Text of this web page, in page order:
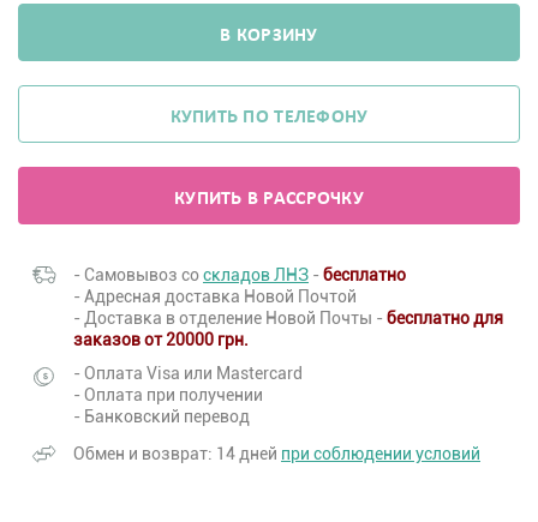
В КОРЗИНУ
КУПИТЬ ПО ТЕЛЕФОНУ
КУПИТЬ В РАССРОЧКУ
- Самовывоз соскладов ЛНЗ - бесплатно
- Адресная доставка Новой Почтой
- Доставка в отделение Новой Почты - бесплатно для
заказов от 20000 грн.
- Оплата Visa или Mastercard
- Оплата при получении
- Банковский перевод
Обмен и возврат: 14 дней при соблюдении условий